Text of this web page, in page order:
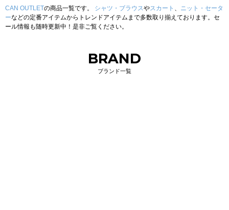
CAN OUTLETの商品一覧です。 シャツ・ブラウスやスカート 、 ニット・セータ
ーなどの定番アイテムからトレンドアイテムまで多数取り揃えております。セ
ール情報も随時更新中！是非ご覧ください。
BRAND
ブランド一覧